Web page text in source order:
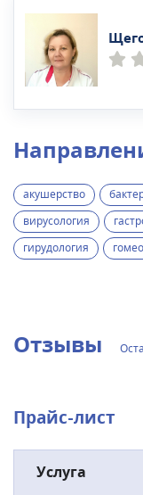
акушерство
вирусология
гирудология
Отзывы
Прайс-лист
Услуга